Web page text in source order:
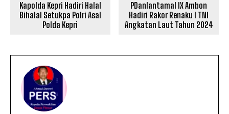
Kapolda Kepri Hadiri Halal
Bihalal Setukpa Polri Asal
Polda Kepri
PDanlantamal IX Ambon
Hadiri Rakor Renaku I TNI
Angkatan Laut Tahun 2024